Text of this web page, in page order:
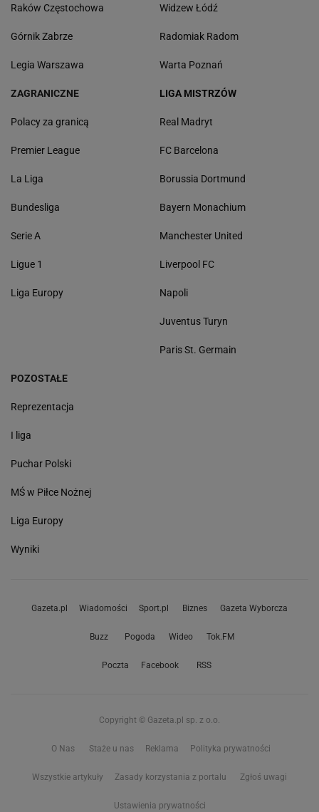
Raków Częstochowa
Górnik Zabrze
Legia Warszawa
Widzew Łódź
Radomiak Radom
Warta Poznań
ZAGRANICZNE
Polacy za granicą
Premier League
La Liga
Bundesliga
Serie A
Ligue 1
Liga Europy
LIGA MISTRZÓW
Real Madryt
FC Barcelona
Borussia Dortmund
Bayern Monachium
Manchester United
Liverpool FC
Napoli
Juventus Turyn
Paris St. Germain
POZOSTAŁE
Reprezentacja
I liga
Puchar Polski
MŚ w Piłce Nożnej
Liga Europy
Wyniki
Gazeta.pl Wiadomości Sport.pl Biznes Gazeta Wyborcza
Buzz Pogoda Wideo Tok.FM
Poczta Facebook RSS
Copyright © Gazeta.pl sp. z o.o.
O Nas Staże u nas Reklama Polityka prywatności
Wszystkie artykuły Zasady korzystania z portalu Zgłoś uwagi
Ustawienia prywatności